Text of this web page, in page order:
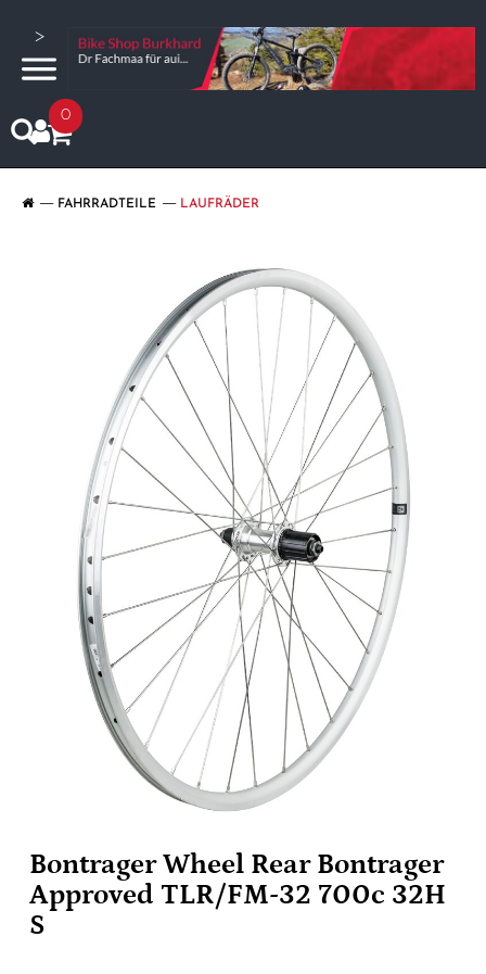
>
0
FAHRRADTEILE LAUFRÄDER
Bontrager Wheel Rear Bontrager
Approved TLR/FM-32 700c 32H
S